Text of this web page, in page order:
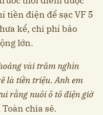
tiền điện để sạc VF 5
kể, chi phí bảo
lớn.
vài trăm nghìn
là tiền triệu. Anh em
rằng nuôi ô tô điện giờ
Toàn chia sẻ.